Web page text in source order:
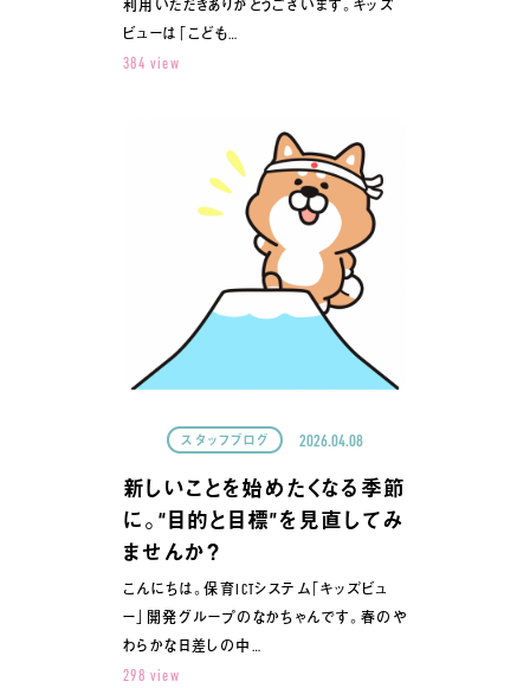
利用いただきありがとうございます。キッズ
ビューは「こども…
384 view
スタッフブログ 2026.04.08
新しいことを始めたくなる季節
に。“目的と目標”を見直してみ
ませんか？
こんにちは。保育ICTシステム「キッズビュ
ー」開発グループのなかちゃんです。春のや
わらかな日差しの中…
298 view